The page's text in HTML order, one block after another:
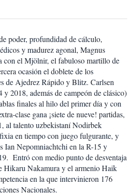
poder, profundidad de cálculo,
y madurez agonal, Magnus
con el Mjölnir, el fabuloso martillo de
ocasión el doblete de los
de Ajedrez Rápido y Blitz. Carlsen
y 2018, además de campeón de clásico)
finales al hilo del primer día y con
clase gana ¡siete de nueve! partidas,
al talento uzbekistaní Nodirbek
en tiempo con juego fulgurante, y
Ian Nepomniachtchi en la R-15 y
Entró con medio punto de desventaja
Nakamura y el armenio Haik
en la que intervinieron 176
Nacionales.